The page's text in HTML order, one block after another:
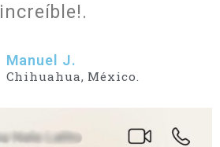
increíble!.
Manuel J.
Chihuahua, México.